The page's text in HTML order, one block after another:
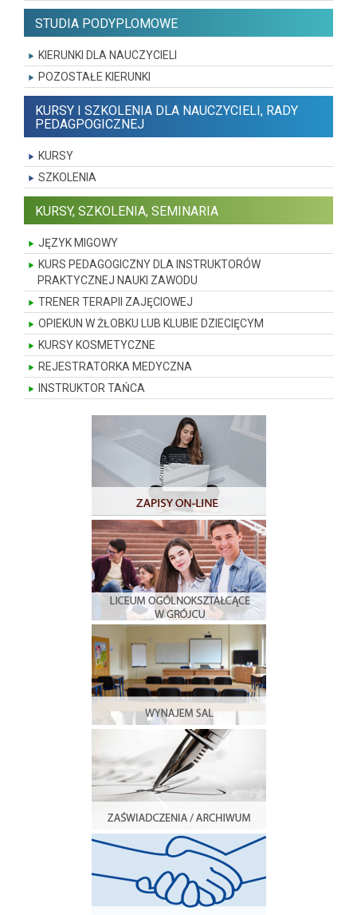
STUDIA PODYPLOMOWE
KIERUNKI DLA NAUCZYCIELI
POZOSTAŁE KIERUNKI
KURSY I SZKOLENIA DLA NAUCZYCIELI, RADY
PEDAGPOGICZNEJ
KURSY
SZKOLENIA
KURSY, SZKOLENIA, SEMINARIA
JĘZYK MIGOWY
KURS PEDAGOGICZNY DLA INSTRUKTORÓW
PRAKTYCZNEJ NAUKI ZAWODU
TRENER TERAPII ZAJĘCIOWEJ
OPIEKUN W ŻŁOBKU LUB KLUBIE DZIECIĘCYM
KURSY KOSMETYCZNE
REJESTRATORKA MEDYCZNA
INSTRUKTOR TAŃCA